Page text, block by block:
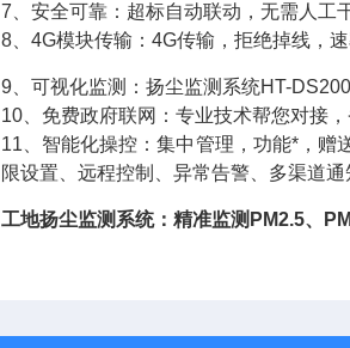
7、安全可靠：超标自动联动，无需人工
8、4G模块传输：4G传输，拒绝掉线，
9、可视化监测：扬尘监测系统HT-
10、免费政府联网：专业技术帮您对接
11、智能化操控：集中管理，功能*，赠
限设置、远程控制、异常告警、多渠道
工地扬尘监测系统：精准监测PM2.5、